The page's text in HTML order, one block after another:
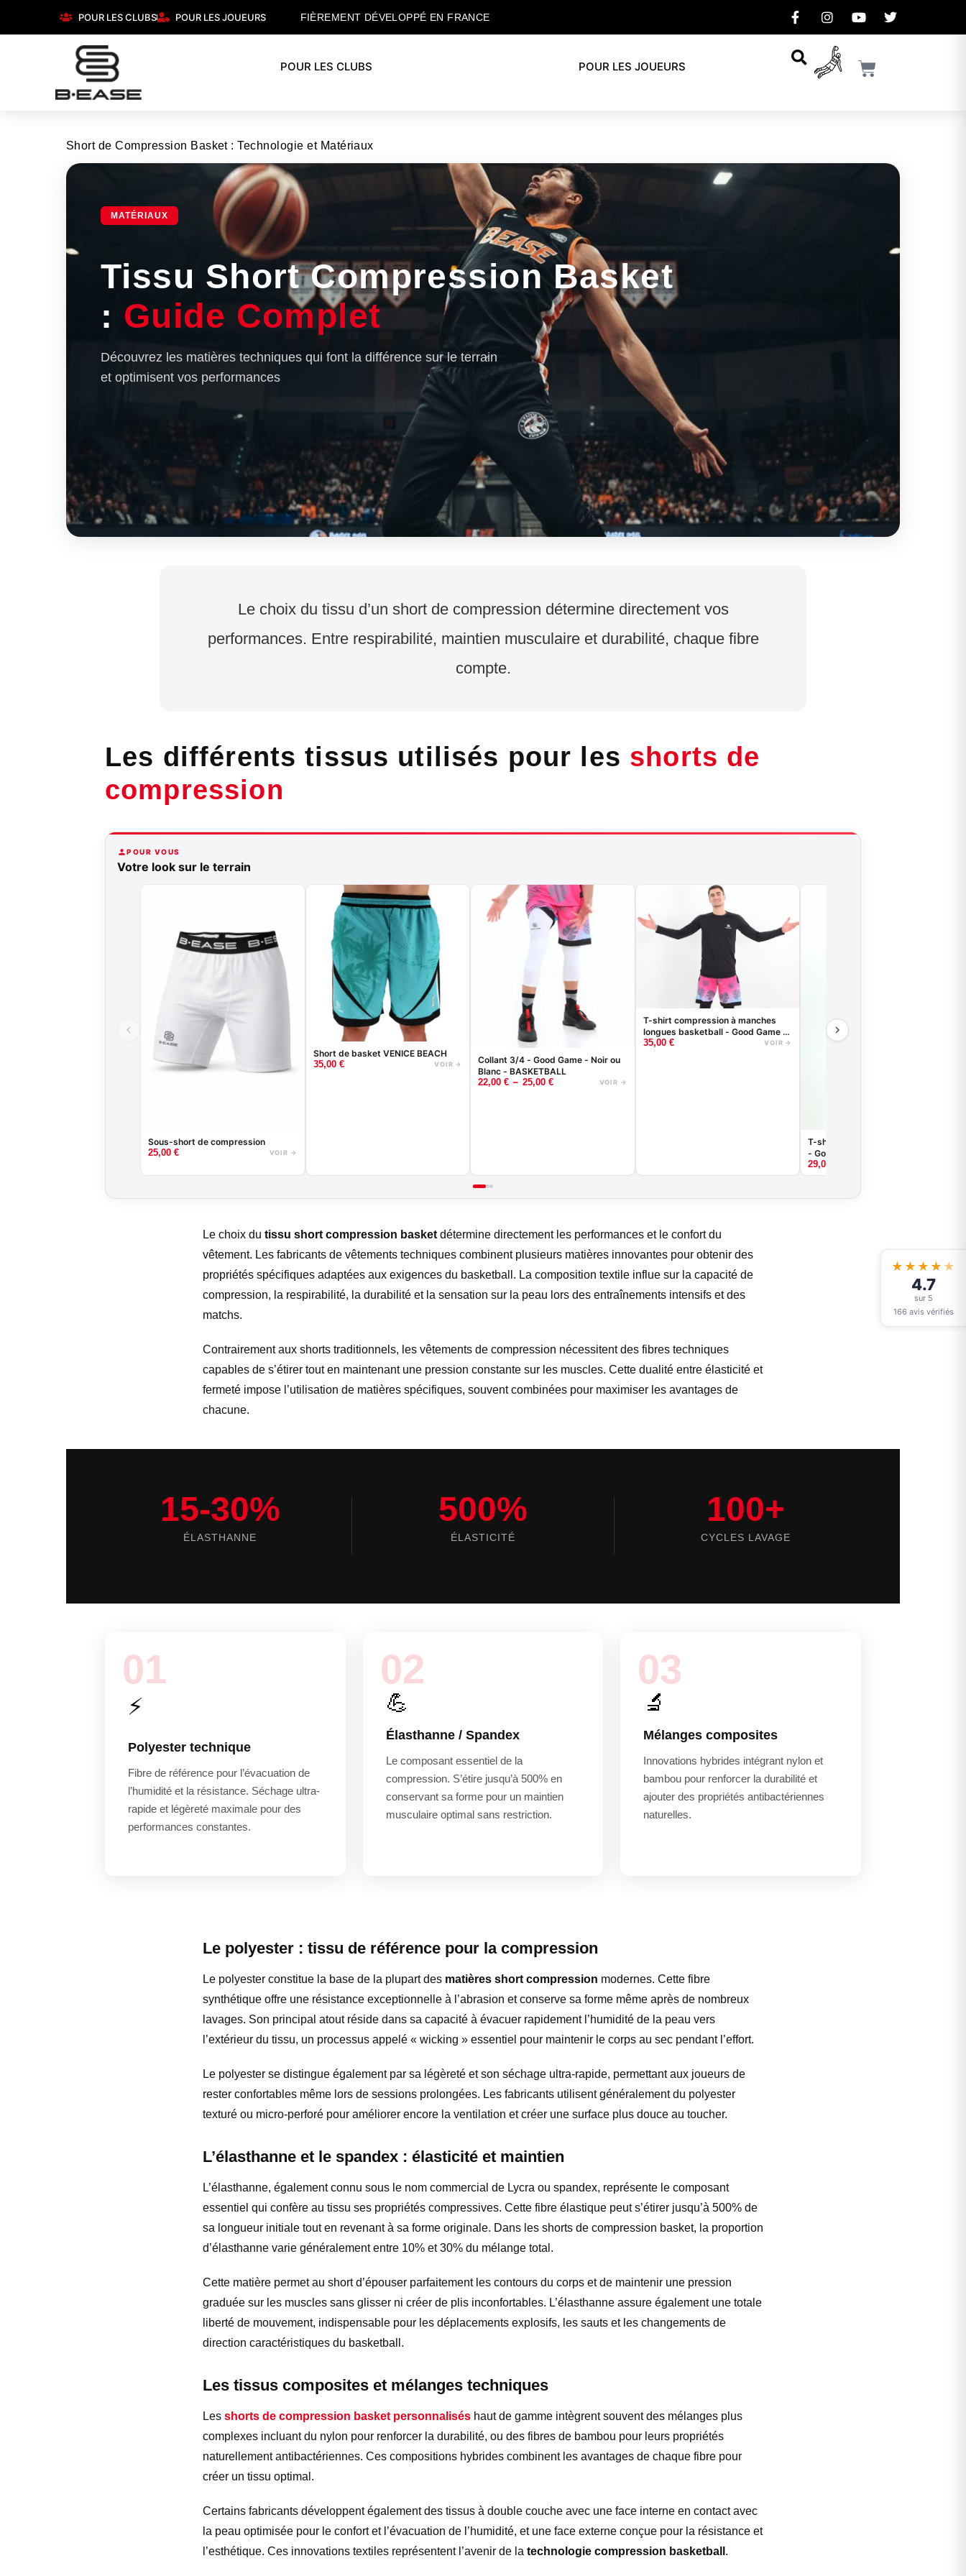
POUR LES CLUBS POUR LES JOUEURS FIÈREMENT DÉVELOPPÉ EN FRANCE
POUR LES CLUBS POUR LES JOUEURS
Short de Compression Basket : Technologie et Matériaux
MATÉRIAUX
Tissu Short Compression Basket
: Guide Complet
Découvrez les matières techniques qui font la différence sur le terrain
et optimisent vos performances
Le choix du tissu d’un short de compression détermine directement vos
performances. Entre respirabilité, maintien musculaire et durabilité, chaque fibre
compte.
Les différents tissus utilisés pour les shorts de
compression
POUR VOUS
Votre look sur le terrain
Sous-short de compression
25,00 € VOIR →
Short de basket VENICE BEACH
35,00 € VOIR →
Collant 3/4 - Good Game - Noir ou
Blanc - BASKETBALL
22,00 € – 25,00 € VOIR →
T-shirt compression à manches
longues basketball - Good Game -
Noir ou Blanc
35,00 € VOIR →
T-shirt de compression basketball
- Good Game - Noir ou Blanc
29,00
Le choix du tissu short compression basket détermine directement les performances et le confort du
vêtement. Les fabricants de vêtements techniques combinent plusieurs matières innovantes pour obtenir des
propriétés spécifiques adaptées aux exigences du basketball. La composition textile influe sur la capacité de
compression, la respirabilité, la durabilité et la sensation sur la peau lors des entraînements intensifs et des
matchs.
Contrairement aux shorts traditionnels, les vêtements de compression nécessitent des fibres techniques
capables de s’étirer tout en maintenant une pression constante sur les muscles. Cette dualité entre élasticité et
fermeté impose l’utilisation de matières spécifiques, souvent combinées pour maximiser les avantages de
chacune.
15-30%
ÉLASTHANNE
500%
ÉLASTICITÉ
100+
CYCLES LAVAGE
01
⚡
Polyester technique
Fibre de référence pour l’évacuation de
l’humidité et la résistance. Séchage ultra-
rapide et légèreté maximale pour des
performances constantes.
02
💪
Élasthanne / Spandex
Le composant essentiel de la
compression. S’étire jusqu’à 500% en
conservant sa forme pour un maintien
musculaire optimal sans restriction.
03
🔬
Mélanges composites
Innovations hybrides intégrant nylon et
bambou pour renforcer la durabilité et
ajouter des propriétés antibactériennes
naturelles.
Le polyester : tissu de référence pour la compression
Le polyester constitue la base de la plupart des matières short compression modernes. Cette fibre
synthétique offre une résistance exceptionnelle à l’abrasion et conserve sa forme même après de nombreux
lavages. Son principal atout réside dans sa capacité à évacuer rapidement l’humidité de la peau vers
l’extérieur du tissu, un processus appelé « wicking » essentiel pour maintenir le corps au sec pendant l’effort.
Le polyester se distingue également par sa légèreté et son séchage ultra-rapide, permettant aux joueurs de
rester confortables même lors de sessions prolongées. Les fabricants utilisent généralement du polyester
texturé ou micro-perforé pour améliorer encore la ventilation et créer une surface plus douce au toucher.
L’élasthanne et le spandex : élasticité et maintien
L’élasthanne, également connu sous le nom commercial de Lycra ou spandex, représente le composant
essentiel qui confère au tissu ses propriétés compressives. Cette fibre élastique peut s’étirer jusqu’à 500% de
sa longueur initiale tout en revenant à sa forme originale. Dans les shorts de compression basket, la proportion
d’élasthanne varie généralement entre 10% et 30% du mélange total.
Cette matière permet au short d’épouser parfaitement les contours du corps et de maintenir une pression
graduée sur les muscles sans glisser ni créer de plis inconfortables. L’élasthanne assure également une totale
liberté de mouvement, indispensable pour les déplacements explosifs, les sauts et les changements de
direction caractéristiques du basketball.
Les tissus composites et mélanges techniques
Les shorts de compression basket personnalisés haut de gamme intègrent souvent des mélanges plus
complexes incluant du nylon pour renforcer la durabilité, ou des fibres de bambou pour leurs propriétés
naturellement antibactériennes. Ces compositions hybrides combinent les avantages de chaque fibre pour
créer un tissu optimal.
Certains fabricants développent également des tissus à double couche avec une face interne en contact avec
la peau optimisée pour le confort et l’évacuation de l’humidité, et une face externe conçue pour la résistance et
l’esthétique. Ces innovations textiles représentent l’avenir de la technologie compression basketball .
★★★★ ★
4.7
sur 5
166 avis vérifiés